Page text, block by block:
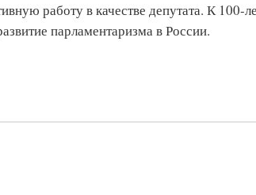
работу в качестве депутата. К 100-
парламентаризма в России.